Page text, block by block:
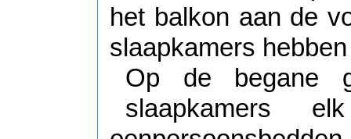
het balkon aan de
slaapkamers
Op de begane
slaapkamers